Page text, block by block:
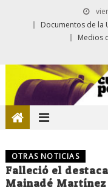
Documentos de la
Medios
OTRAS NOTICIAS
Falleció el
Mainadé Martínez